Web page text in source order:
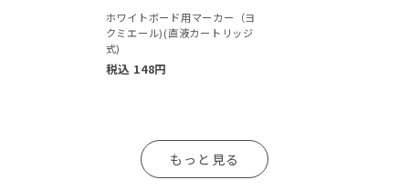
ホワイトボード用マーカー（ヨ
クミエール)(直液カートリッジ
式)
税込 148円
もっと見る